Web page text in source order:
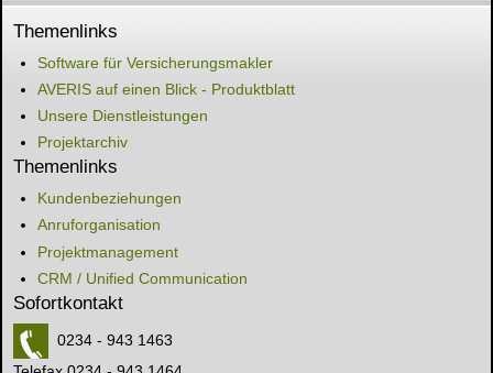
Themenlinks
Software für Versicherungsmakler
AVERIS auf einen Blick - Produktblatt
Unsere Dienstleistungen
Projektarchiv
Themenlinks
Kundenbeziehungen
Anruforganisation
Projektmanagement
CRM / Unified Communication
Sofortkontakt
0234 - 943 1463